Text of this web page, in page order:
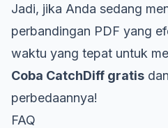
Jadi, jika Anda sedang
perbandingan PDF yang
waktu yang tepat untuk
Coba CatchDiff gratis
perbedaannya!
FAQ